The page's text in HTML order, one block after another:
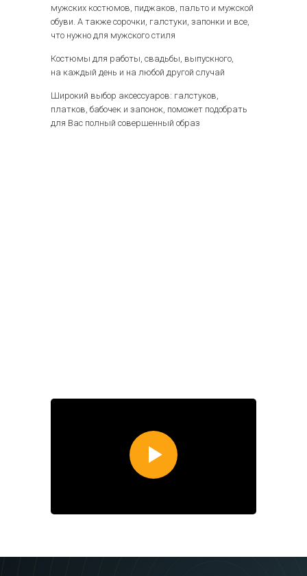
мужских костюмов, пиджаков, пальто и мужской
обуви. А также сорочки, галстуки, запонки и все,
что нужно для мужского стиля
Костюмы для работы, свадьбы, выпускного,
на каждый день и на любой другой случай
Широкий выбор аксессуаров: галстуков,
платков, бабочек и запонок, поможет подобрать
для Вас полный совершенный образ